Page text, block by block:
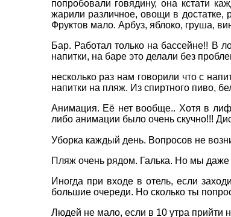
попробовали говядину, она кстати
жарили различное, овощи в
Фруктов мало. Арбуз, яблоко, груша,
Бар. Работал только на бассейне!! В
напитки, на баре это делали без
несколько раз нам говорили что с
напитки на пляж. Из спиртного пиво,
Анимация. Её нет вообще.. Хотя в
либо анимации было очень скучно!!!
Уборка каждый день. Вопросов не
Пляж очень рядом. Галька. Но мы даже
Иногда при входе в отель, если
большие очереди. Но сколько ты
Людей не мало, если в 10 утра прийти
*ТЕЛЕФОН
*поля обов'язкові для